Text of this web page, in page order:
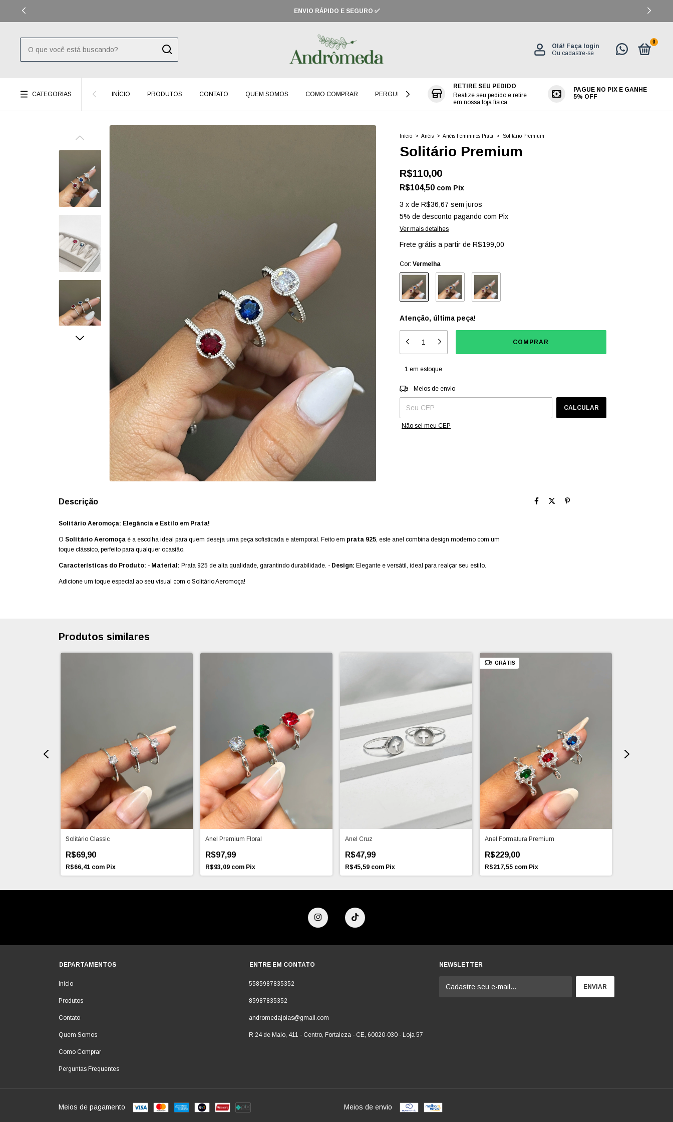
Olá! Faça login
Ou cadastre-se
0
CATEGORIAS INÍCIO PRODUTOS CONTATO QUEM SOMOS COMO COMPRAR PERGUNTAS FREQUENTES
RETIRE SEU PEDIDO
Realize seu pedido e retire
em nossa loja física.
PAGUE NO PIX E GANHE
5% OFF
Início > Anéis > Anéis Femininos Prata > Solitário Premium
Solitário Premium
R$110,00
R$104,50 com Pix
3 x de R$36,67 sem juros
5% de desconto pagando com Pix
Ver mais detalhes
Frete grátis a partir de R$199,00
Cor: Vermelha
Atenção, última peça!
1 em estoque
Entregas para o CEP:
Meios de envio
CALCULAR
Não sei meu CEP
Descrição
Solitário Aeromoça: Elegância e Estilo em Prata!
O Solitário Aeromoça é a escolha ideal para quem deseja uma peça sofisticada e atemporal. Feito em prata 925 , este anel combina design moderno com um
toque clássico, perfeito para qualquer ocasião.
Características do Produto: - Material: Prata 925 de alta qualidade, garantindo durabilidade. - Design: Elegante e versátil, ideal para realçar seu estilo.
Adicione um toque especial ao seu visual com o Solitário Aeromoça!
Produtos similares
Solitário Classic
R$69,90
R$66,41 com Pix
Anel Premium Floral
R$97,99
R$93,09 com Pix
Anel Cruz
R$47,99
R$45,59 com Pix
GRÁTIS
Anel Formatura Premium
R$229,00
R$217,55 com Pix
DEPARTAMENTOS
Início
Produtos
Contato
Quem Somos
Como Comprar
Perguntas Frequentes
ENTRE EM CONTATO
5585987835352
85987835352
andromedajoias@gmail.com
R 24 de Maio, 411 - Centro, Fortaleza - CE, 60020-030 - Loja 57
NEWSLETTER
Meios de pagamento Meios de envio